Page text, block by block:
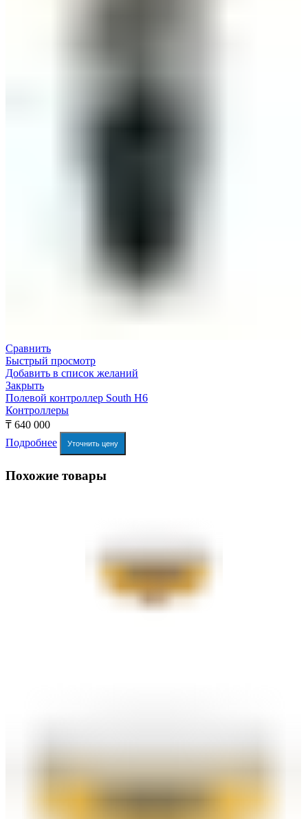
Сравнить
Быстрый просмотр
Добавить в список желаний
Закрыть
Полевой контроллер South H6
Контроллеры
₸ 640 000
Подробнее
Уточнить цену
Похожие товары